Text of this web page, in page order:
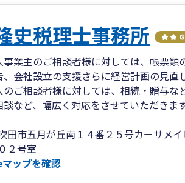
者の右腕とまではいきませんが、
フェッショナルである経営者様の不安
れは「代行ではなくサポート」です。）
去だけでなく現在から未来についても考
力強化支援法に基づく“経営革新等支
の補助金採択率を誇る“経営革新等支援
る皆様を幸せに
、スムーズな事業承継、個人・法人に関
大阪支店のフィロソフィーであると同
る方の笑顔のために、「資産承継する
下鉄御堂筋線「江坂駅」1番出口より徒
軽にお問合せください。
史税理士事務所
事業主のご相談者様に対しては、帳票
、会社設立の支援さらに経営計画の見直
のご相談者様に対しては、相続・贈与
など、幅広く対応をさせていただきます
田市五月が丘南１４番２５号カーサメイ
２号室
ップを確認